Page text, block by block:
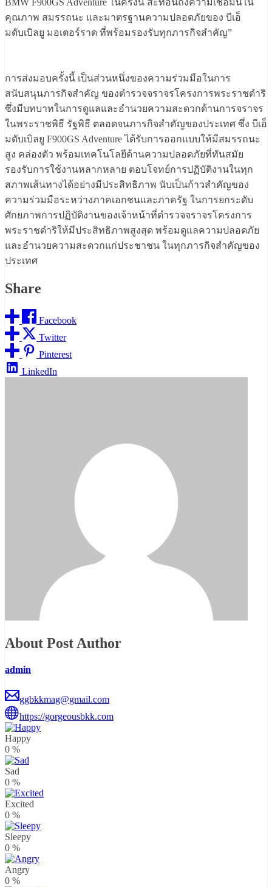
BMW F900GS Adventure ในครั้งนี้ สะท้อนถึงความเชื่อมั่นใน
คุณภาพ สมรรถนะ และมาตรฐานความปลอดภัยของ บีเอ็
มดับเบิลยู มอเตอร์ราด ที่พร้อมรองรับทุกภารกิจสำคัญ”
การส่งมอบครั้งนี้ เป็นส่วนหนึ่งของความร่วมมือในการ
สนับสนุนภารกิจสำคัญ ของตำรวจจราจรโครงการพระราชดำริ
ซึ่งมีบทบาทในการดูแลและอำนวยความสะดวกด้านการจราจร
ในพระราชพิธี รัฐพิธี ตลอดจนภารกิจสำคัญของประเทศ ซึ่ง บีเอ็
มดับเบิลยู F900GS Adventure ได้รับการออกแบบให้มีสมรรถนะ
สูง คล่องตัว พร้อมเทคโนโลยีด้านความปลอดภัยที่ทันสมัย
รองรับการใช้งานหลากหลาย ตอบโจทย์การปฏิบัติงานในทุก
สภาพเส้นทางได้อย่างมีประสิทธิภาพ นับเป็นก้าวสำคัญของ
ความร่วมมือระหว่างภาคเอกชนและภาครัฐ ในการยกระดับ
ศักยภาพการปฏิบัติงานของเจ้าหน้าที่ตำรวจจราจรโครงการ
พระราชดำริให้มีประสิทธิภาพสูงสุด พร้อมดูแลความปลอดภัย
และอำนวยความสะดวกแก่ประชาชน ในทุกภารกิจสำคัญของ
ประเทศ
Share
Facebook
Twitter
Pinterest
LinkedIn
About Post Author
admin
ggbkkmag@gmail.com
https://gorgeousbkk.com
Happy
0 %
Sad
0 %
Excited
0 %
Sleepy
0 %
Angry
0 %